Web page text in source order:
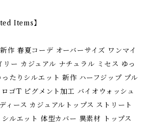
Items】
作 春夏コーデ オーバーサイズ ワンマイ
ー カジュアル ナチュラル ミセス ゆっ
たりシルエット 新作 ハーフジップ プル
ゴT ピグメント加工 バイオウォッシュ
ィース カジュアルトップス ストリート
ルエット 体型カバー 異素材 トップス